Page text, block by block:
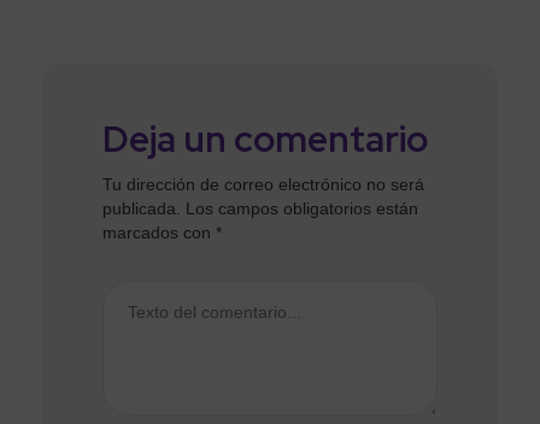
Deja un comentario
Tu dirección de correo electrónico no será
publicada.
Los campos obligatorios están
marcados con *